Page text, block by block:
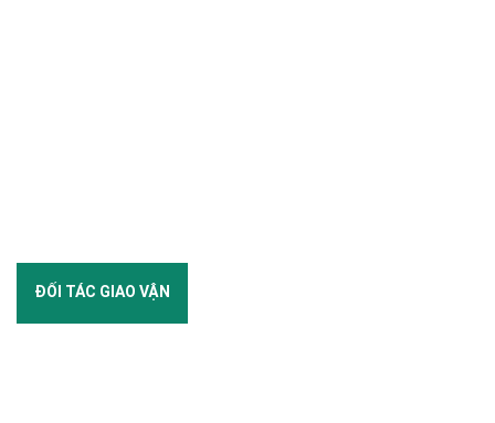
ĐỐI TÁC GIAO VẬN